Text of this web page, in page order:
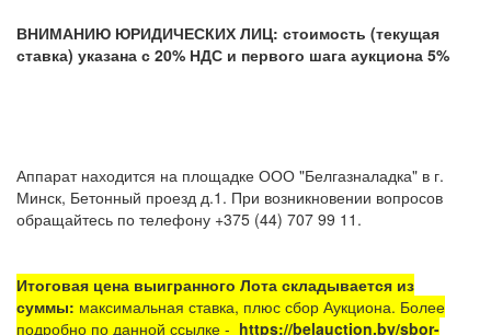
ВНИМАНИЮ ЮРИДИЧЕСКИХ ЛИЦ: стоимость (текущая
ставка) указана с 20% НДС и первого шага аукциона 5%
Аппарат находится на площадке ООО "Белгазналадка" в г.
Минск, Бетонный проезд д.1. При возникновении вопросов
обращайтесь по телефону +375 (44) 707 99 11.
Итоговая цена выигранного Лота складывается из
суммы: максимальная ставка, плюс сбор Аукциона. Более
подробно по данной ссылке - https://belauction.by/sbor-